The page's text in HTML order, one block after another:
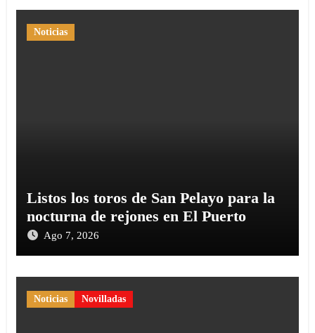
Noticias
Listos los toros de San Pelayo para la
nocturna de rejones en El Puerto
Ago 7, 2026
Noticias Novilladas